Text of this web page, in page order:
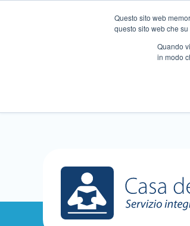
Questo sito web
questo sito web che
Quando
in modo